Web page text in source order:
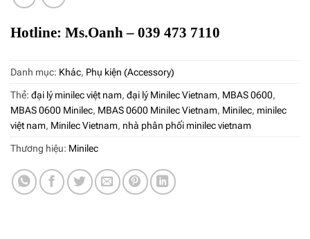
Hotline: Ms.Oanh – 039 473 7110
Danh mục: Khác, Phụ kiện (Accessory)
Thẻ: đại lý minilec việt nam, đại lý Minilec Vietnam, MBAS 0600,
MBAS 0600 Minilec, MBAS 0600 Minilec Vietnam, Minilec, minilec
việt nam, Minilec Vietnam, nhà phân phối minilec vietnam
Thương hiệu: Minilec